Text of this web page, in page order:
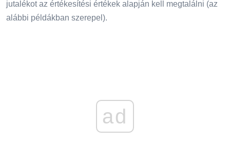
jutalékot az értékesítési értékek alapján kell megtalálni (az
alábbi példákban szerepel).
ad